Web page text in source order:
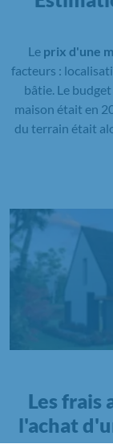
Le prix d'une
facteurs :
bâtie. Le
maison était en
du terrain était
Les frais
l'achat